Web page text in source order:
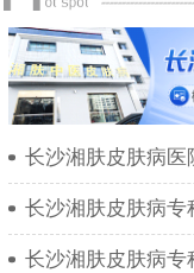
长沙湘肤皮肤病
长沙湘肤皮肤病
长沙湘肤皮肤病